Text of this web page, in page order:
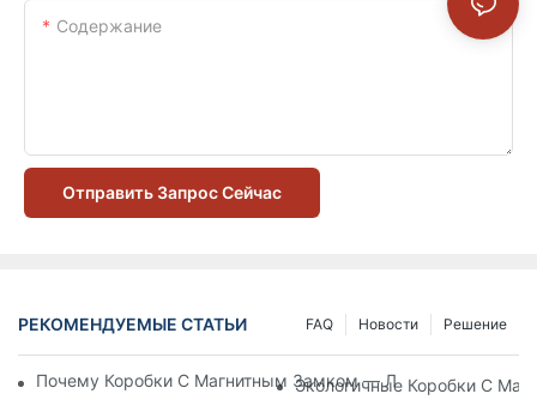
Содержание
Отправить Запрос Сейчас
РЕКОМЕНДУЕМЫЕ СТАТЬИ Решение
Новости
FAQ
Почему Коробки С Магнитным Замком — Лучший Выбор
Экологичные Коробки С